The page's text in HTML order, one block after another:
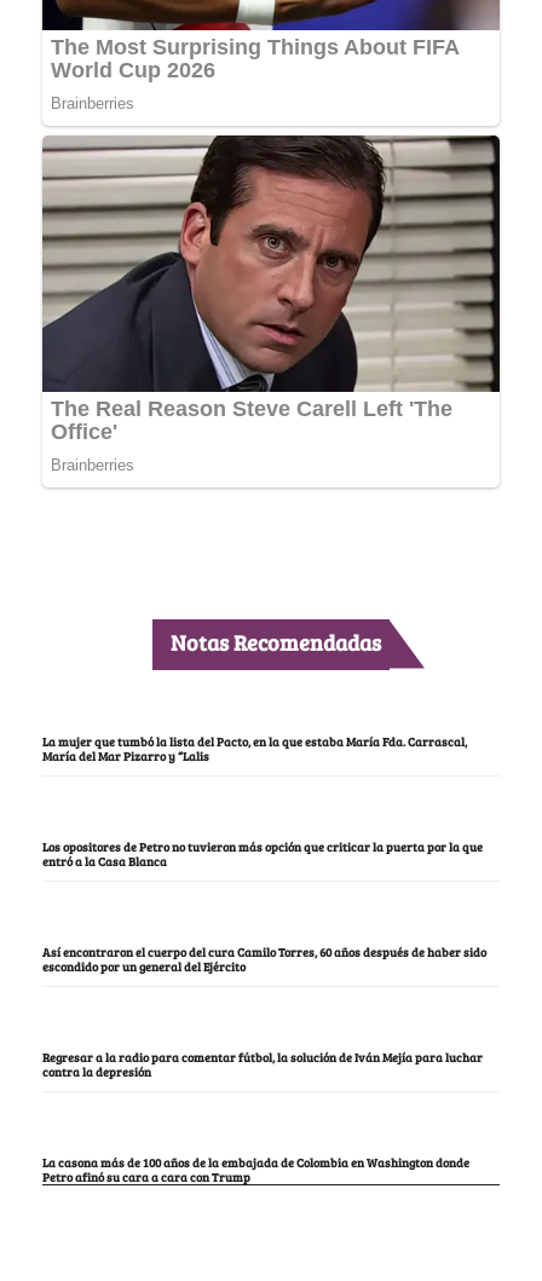
Notas Recomendadas
La mujer que tumbó la lista del Pacto, en la que estaba María Fda. Carrascal,
María del Mar Pizarro y “Lalis
Los opositores de Petro no tuvieron más opción que criticar la puerta por la que
entró a la Casa Blanca
Así encontraron el cuerpo del cura Camilo Torres, 60 años después de haber sido
escondido por un general del Ejército
Regresar a la radio para comentar fútbol, la solución de Iván Mejía para luchar
contra la depresión
La casona más de 100 años de la embajada de Colombia en Washington donde
Petro afinó su cara a cara con Trump